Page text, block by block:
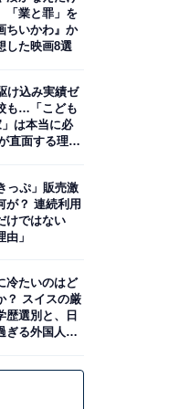
「業と罪」を
ちいかわ』か
した映画8選
け込み実績ゼ
も…「こども
は本当に必
直面する理想
っぷ」販売激
が？ 連続利用
けではない
由」
冷たいのはど
？ スイスの厳
歴選別と、日
ぎる外国人政